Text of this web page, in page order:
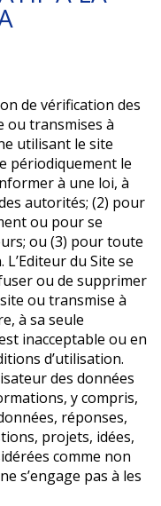
de vérification des
ou transmises à
utilisant le site
périodiquement le
à une loi, à
autorités; (2) pour
ou pour se
ou (3) pour toute
du Site se
ou de supprimer
ou transmise à
à sa seule
inacceptable ou en
d’utilisation.
des données
y compris,
réponses,
projets, idées,
comme non
s’engage pas à les